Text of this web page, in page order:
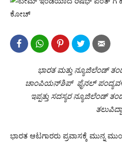
ಭಾರತ ಮತ್ತು ನ್ಯೂಜಿಲೆಂಡ್
ಚಾಂಪಿಯನ್‍ಶಿಪ್ ಫೈನಲ್
ಇಪ್ಪತ್ತು ಸದಸ್ಯರ ನ್ಯೂಜಿಲೆಂಡ್
ಭಾರತ ಆಟಗಾರರು ಪ್ರವಾಸಕ್ಕೆ ಮುನ್ನ